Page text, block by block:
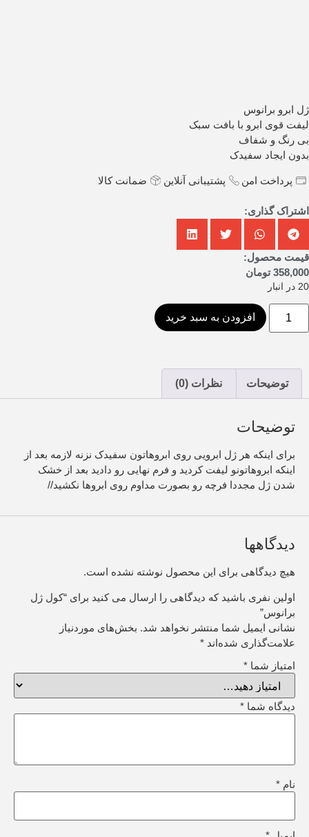
ژل ابرو برانوس
لیفت قوی ابرو با بافت سبک
بی رنگ و شفاف
بدون ایجاد سفیدک
پرداخت امن پشتیبانی آنلاین ضمانت کالا
اشتراک گذاری:
قیمت محصول:
358,000 تومان
20 در انبار
افزودن به سبد خرید
توضیحات نظرات (0)
توضیحات
برای اینکه هر ژل ابرویی روی ابروهاتون سفیدک نزنه لازمه بعد از
اینکه ابروهاتونو لیفت کردید و فرم نهایی رو دادید بعد از خشک
شدن ژل مجددا فرچه رو بصورت مداوم روی ابروها نکشید//
دیدگاهها
هیچ دیدگاهی برای این محصول نوشته نشده است.
اولین نفری باشید که دیدگاهی را ارسال می کنید برای “کول ژل
برانوس”
نشانی ایمیل شما منتشر نخواهد شد. بخش‌های موردنیاز
علامت‌گذاری شده‌اند *
امتیاز شما *
دیدگاه شما *
نام *